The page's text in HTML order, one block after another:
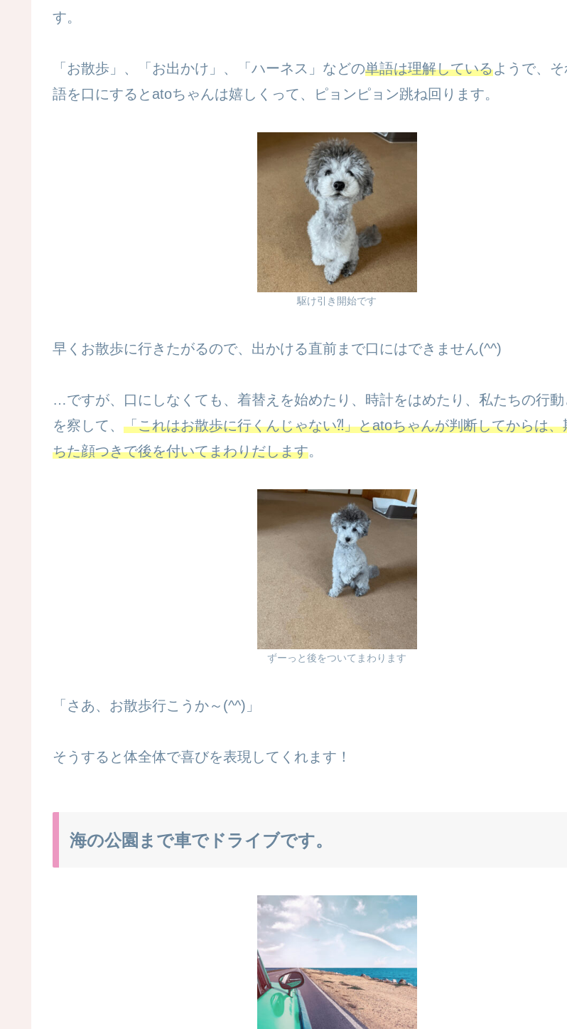
す。
「お散歩」、「お出かけ」、「ハーネス」などの単語は理解しているようで、
語を口にするとatoちゃんは嬉しくって、ピョンピョン跳ね回ります。
駆け引き開始です
早くお散歩に行きたがるので、出かける直前まで口にはできません(^^)
…ですが、口にしなくても、着替えを始めたり、時計をはめたり、私たちの行動
を察して、 「これはお散歩に行くんじゃない⁈」とatoちゃんが判断してからは、
ちた顔つきで後を付いてまわりだします。
ずーっと後をついてまわります
「さあ、お散歩行こうか～(^^)」
そうすると体全体で喜びを表現してくれます！
海の公園まで車でドライブです。